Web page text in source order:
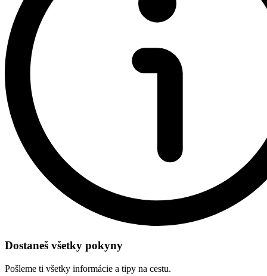
Dostaneš všetky pokyny
Pošleme ti všetky informácie a tipy na cestu.